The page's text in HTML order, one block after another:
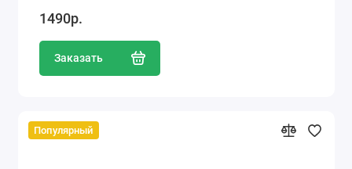
1490р.
Заказать
Популярный